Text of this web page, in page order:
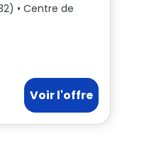
• Centre de
Voir l'offre